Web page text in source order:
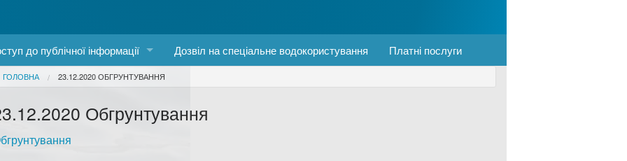
до публічної інформації
про доступ до публічної інформації
роботу з інформаційними запитами
та порядок запиту
Дозвіл на спеціальне водокористування Платні послуги
are here
ГОЛОВНА 23.12.2020 ОБГРУНТУВАННЯ
Обгрунтування